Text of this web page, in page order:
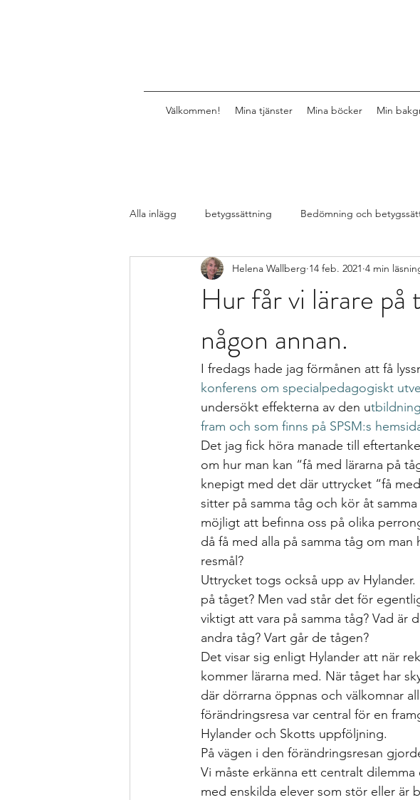
Välkommen! Mina tjänster Mina böcker Min
Alla inlägg betygssättning Bedömning och
Design av lektioner, uppgifter, mat Design av
Formativ bedömning som förhållnings
Kollegialt lärande Istället för elevärenden till elevh
specialpedagogen och försteläraren Skoldebatt
Strategier för att träna och kompen uppgifter
Bedömning och betygssättning
Hur får vi lärare
någon annan.
Helena Wallberg 14 feb. 2021 4 min
I fredags hade jag förmånen att få
konferens om specialpedagogiskt
undersökt effekterna av den u
fram och som finns på SPSM:s
Det jag fick höra manade till
om hur man kan “få med lärarna på
knepigt med det där uttrycket “få
sitter på samma tåg och kör åt
möjligt att befinna oss på olika
då få med alla på samma tåg om
resmål?
Uttrycket togs också upp av
på tåget? Men vad står det för
viktigt att vara på samma tåg? Vad är
andra tåg? Vart går de tågen?
Det visar sig enligt Hylander att när
kommer lärarna med. När tåget har
där dörrarna öppnas och välkomnar
förändringsresa var central för en
Hylander och Skotts uppföljning.
På vägen i den förändringsresan
Vi måste erkänna ett centralt
med enskilda elever som stör eller är